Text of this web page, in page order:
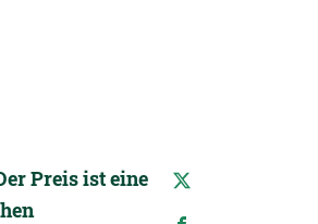
Preis ist eine